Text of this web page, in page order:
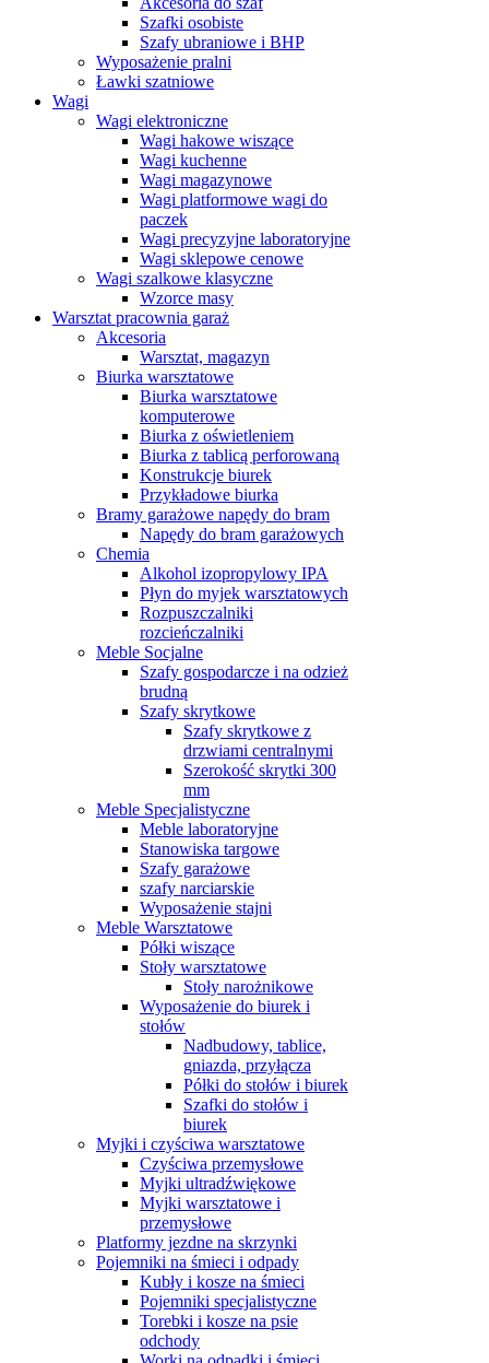
Szafki osobiste
Szafy ubraniowe i BHP
Wyposażenie pralni
Ławki szatniowe
Wagi
Wagi elektroniczne
Wagi hakowe wiszące
Wagi kuchenne
Wagi magazynowe
Wagi platformowe wagi do
paczek
Wagi precyzyjne laboratoryjne
Wagi sklepowe cenowe
Wagi szalkowe klasyczne
Wzorce masy
Warsztat pracownia garaż
Akcesoria
Warsztat, magazyn
Biurka warsztatowe
Biurka warsztatowe
komputerowe
Biurka z oświetleniem
Biurka z tablicą perforowaną
Konstrukcje biurek
Przykładowe biurka
Bramy garażowe napędy do bram
Napędy do bram garażowych
Chemia
Alkohol izopropylowy IPA
Płyn do myjek warsztatowych
Rozpuszczalniki
rozcieńczalniki
Meble Socjalne
Szafy gospodarcze i na odzież
brudną
Szafy skrytkowe
Szafy skrytkowe z
drzwiami centralnymi
Szerokość skrytki 300
mm
Meble Specjalistyczne
Meble laboratoryjne
Stanowiska targowe
Szafy garażowe
szafy narciarskie
Wyposażenie stajni
Meble Warsztatowe
Półki wiszące
Stoły warsztatowe
Stoły narożnikowe
Wyposażenie do biurek i
stołów
Nadbudowy, tablice,
gniazda, przyłącza
Półki do stołów i biurek
Szafki do stołów i
biurek
Myjki i czyściwa warsztatowe
Czyściwa przemysłowe
Myjki ultradźwiękowe
Myjki warsztatowe i
przemysłowe
Platformy jezdne na skrzynki
Pojemniki na śmieci i odpady
Kubły i kosze na śmieci
Pojemniki specjalistyczne
Torebki i kosze na psie
odchody